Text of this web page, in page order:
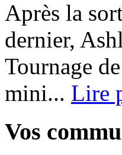
Après la
dernier,
Tournage
mini... Lire
Vos